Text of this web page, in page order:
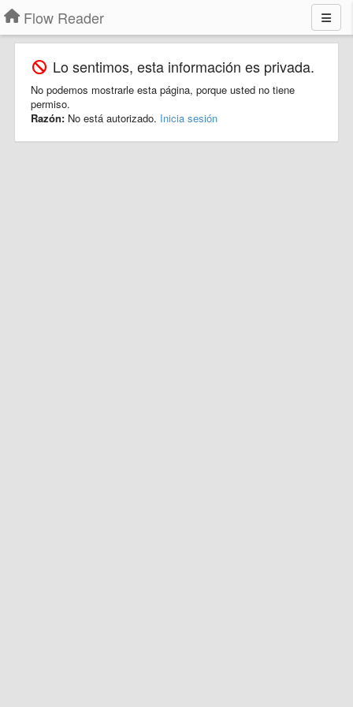
Flow Reader
Lo sentimos, esta información es privada.
No podemos mostrarle esta página, porque usted no tiene
permiso.
Razón: No está autorizado. Inicia sesión